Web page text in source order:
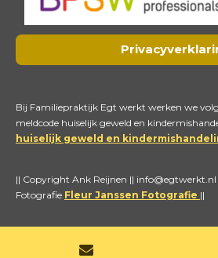
p
Bij Familiepraktijk Egt werkt werken we
meldcode huiselijk geweld en
huiselijk geweld en
|| Copyright Ank Reijnen || info@egtwerkt.nl
Fotografie Fleur Janssen Fotografie ||